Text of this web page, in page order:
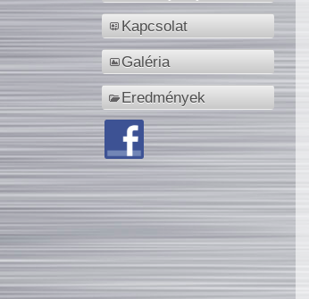
Kapcsolat
Galéria
Eredmények